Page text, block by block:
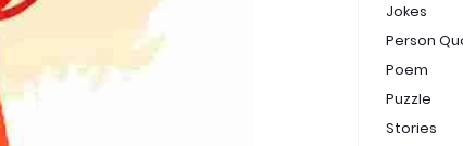
Jokes
Person
Poem
Puzzle
Stories